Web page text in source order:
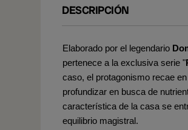
DESCRIPCIÓN
Elaborado por el legendario
pertenece a la exclusiva serie "
caso, el protagonismo recae
profundizar en busca de
característica de la casa se
equilibrio magistral.